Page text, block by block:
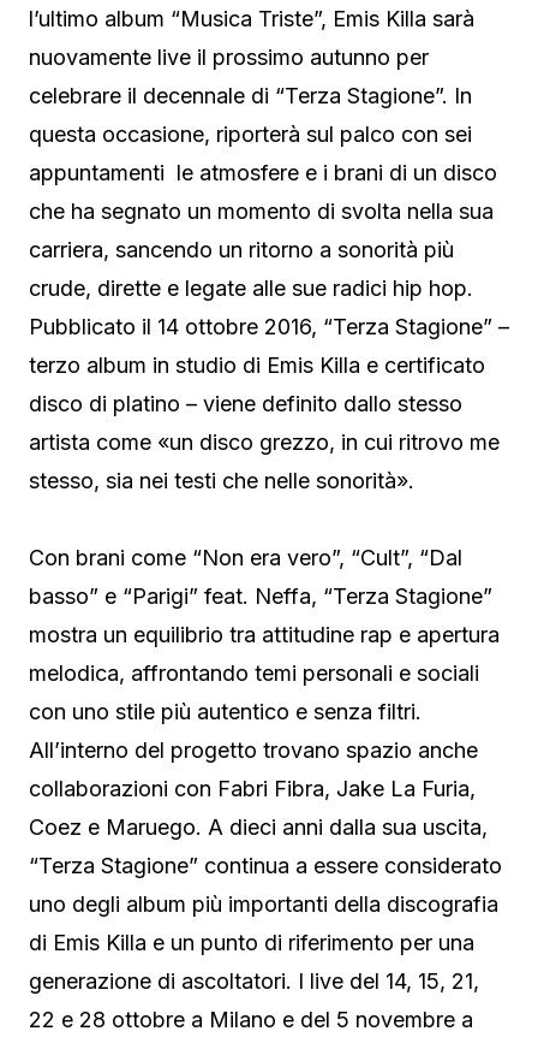
l’ultimo album “Musica Triste”, Emis Killa sarà
nuovamente live il prossimo autunno per
celebrare il decennale di “Terza Stagione”. In
questa occasione, riporterà sul palco con sei
appuntamenti le atmosfere e i brani di un disco
che ha segnato un momento di svolta nella sua
carriera, sancendo un ritorno a sonorità più
crude, dirette e legate alle sue radici hip hop.
Pubblicato il 14 ottobre 2016, “Terza Stagione” –
terzo album in studio di Emis Killa e certificato
disco di platino – viene definito dallo stesso
artista come «un disco grezzo, in cui ritrovo me
stesso, sia nei testi che nelle sonorità».
Con brani come “Non era vero”, “Cult”, “Dal
basso” e “Parigi” feat. Neffa, “Terza Stagione”
mostra un equilibrio tra attitudine rap e apertura
melodica, affrontando temi personali e sociali
con uno stile più autentico e senza filtri.
All’interno del progetto trovano spazio anche
collaborazioni con Fabri Fibra, Jake La Furia,
Coez e Maruego. A dieci anni dalla sua uscita,
“Terza Stagione” continua a essere considerato
uno degli album più importanti della discografia
di Emis Killa e un punto di riferimento per una
generazione di ascoltatori. I live del 14, 15, 21,
22 e 28 ottobre a Milano e del 5 novembre a